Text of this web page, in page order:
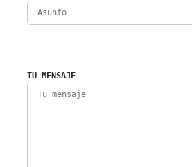
TU MENSAJE